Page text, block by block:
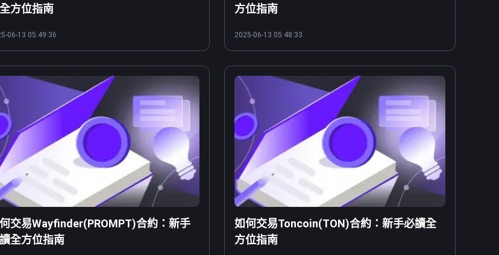
方位指南
06-13 05:49:36
方位指南
2025-06-13 05:48:33
交易Wayfinder(PROMPT)合約：新手
全方位指南
如何交易Toncoin(TON)合約：新手必讀全
方位指南